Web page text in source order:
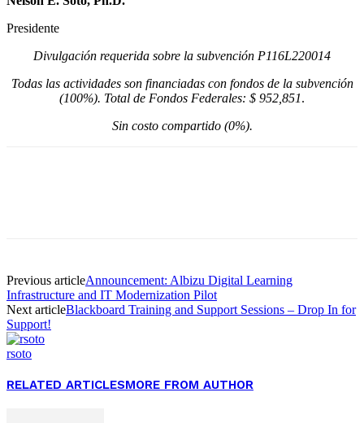
Presidente
Divulgación requerida sobre la subvención P116L220014
Todas las actividades son financiadas con fondos de la subvención
(100%). Total de Fondos Federales: $ 952,851.
Sin costo compartido (0%).
Previous articleAnnouncement: Albizu Digital Learning
Infrastructure and IT Modernization Pilot
Next articleBlackboard Training and Support Sessions – Drop In for
Support!
rsoto
RELATED ARTICLESMORE FROM AUTHOR